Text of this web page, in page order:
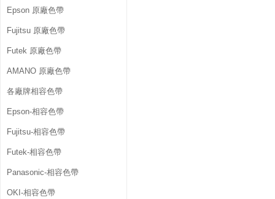
Epson 原廠色帶
Fujitsu 原廠色帶
Futek 原廠色帶
AMANO 原廠色帶
各廠牌相容色帶
Epson-相容色帶
Fujitsu-相容色帶
Futek-相容色帶
Panasonic-相容色帶
OKI-相容色帶